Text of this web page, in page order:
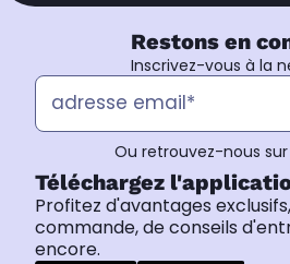
Restons en
Inscrivez-vous à la
Ou retrouvez-nous sur
Téléchargez
Profitez d'avantages
commande, de conseils
encore.